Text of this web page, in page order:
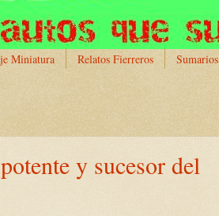
Miniatura Relatos Fierreros Sumarios
y sucesor del